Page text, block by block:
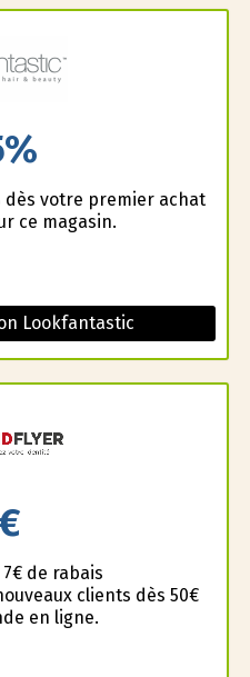
dès votre premier achat
ce magasin.
Lookfantastic
de rabais
clients dès 50€
en ligne.